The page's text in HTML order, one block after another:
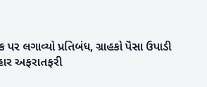
લગાવ્યો પ્રતિબંધ, ગ્રાહકો પૈસા ઉપાડી
અફરાતફરી